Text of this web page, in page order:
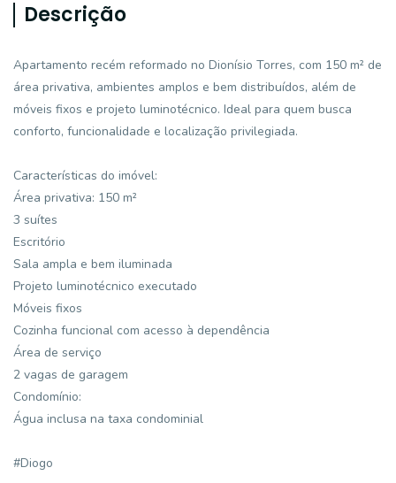
Descrição
Apartamento recém reformado no Dionísio Torres, com 150 m² de
área privativa, ambientes amplos e bem distribuídos, além de
móveis fixos e projeto luminotécnico. Ideal para quem busca
conforto, funcionalidade e localização privilegiada.
Características do imóvel:
Área privativa: 150 m²
3 suítes
Escritório
Sala ampla e bem iluminada
Projeto luminotécnico executado
Móveis fixos
Cozinha funcional com acesso à dependência
Área de serviço
2 vagas de garagem
Condomínio:
Água inclusa na taxa condominial
#Diogo